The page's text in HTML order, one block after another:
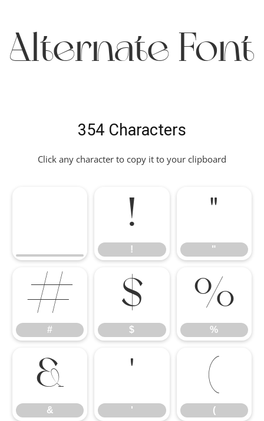
Alternate Font
354 Characters
Click any character to copy it to your clipboard
!
!
"
"
#
#
$
$
%
%
&
&
'
'
(
(